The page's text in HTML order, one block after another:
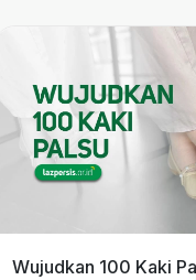
Wujudkan 100 Kaki